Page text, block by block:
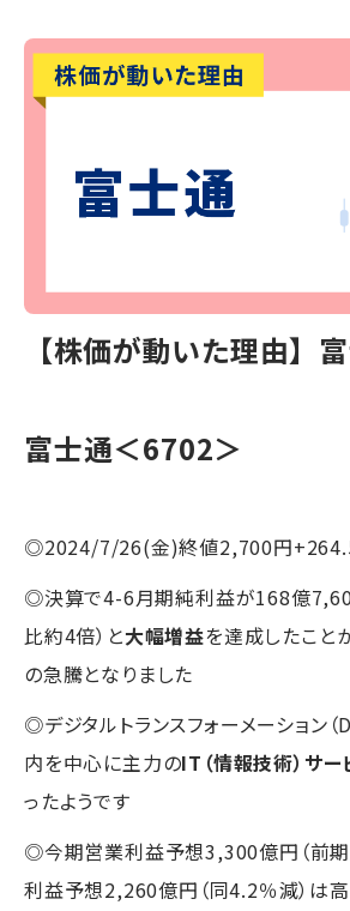
【株価が動いた理由】
富士通＜6702＞
◎2024/7/26(金)終値2,700円
◎決算で4-6月期純利益が168億
比約4倍）と大幅増益を達成したこと
の急騰となりました
◎デジタルトランスフォーメーション（
内を中心に主力のIT（情報技術）サ
ったようです
◎今期営業利益予想3,300億円（前
利益予想2,260億円（同4.2％減）は高